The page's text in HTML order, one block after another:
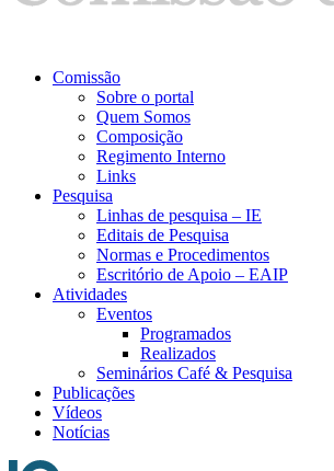
Comissão
Sobre o portal
Quem Somos
Composição
Regimento Interno
Links
Pesquisa
Linhas de pesquisa – IE
Editais de Pesquisa
Normas e Procedimentos
Escritório de Apoio – EAIP
Atividades
Eventos
Programados
Realizados
Seminários Café & Pesquisa
Publicações
Vídeos
Notícias